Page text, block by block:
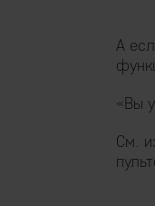
А
«Вы
См.